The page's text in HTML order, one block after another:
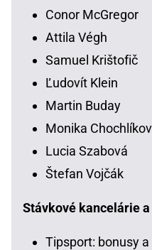
Conor McGregor
Attila Végh
Samuel Krištofič
Ľudovít Klein
Martin Buday
Monika
Lucia Szabová
Štefan Vojčák
Stávkové kancelárie
Tipsport: bonusy